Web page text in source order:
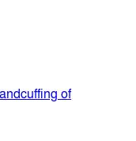
of